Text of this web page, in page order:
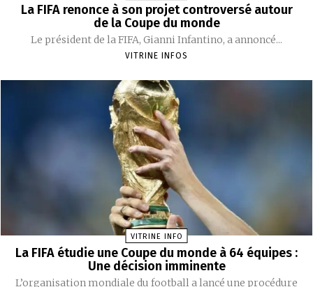
La FIFA renonce à son projet controversé autour
de la Coupe du monde
Le président de la FIFA, Gianni Infantino, a annoncé...
VITRINE INFOS
VITRINE INFO
La FIFA étudie une Coupe du monde à 64 équipes :
Une décision imminente
L’organisation mondiale du football a lancé une procédure